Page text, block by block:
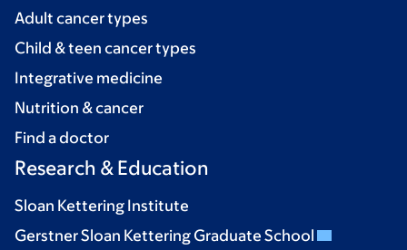
Adult cancer types
Child & teen cancer types
Integrative medicine
Nutrition & cancer
Find a doctor
Research & Education
Sloan Kettering Institute
Gerstner Sloan Kettering Graduate School